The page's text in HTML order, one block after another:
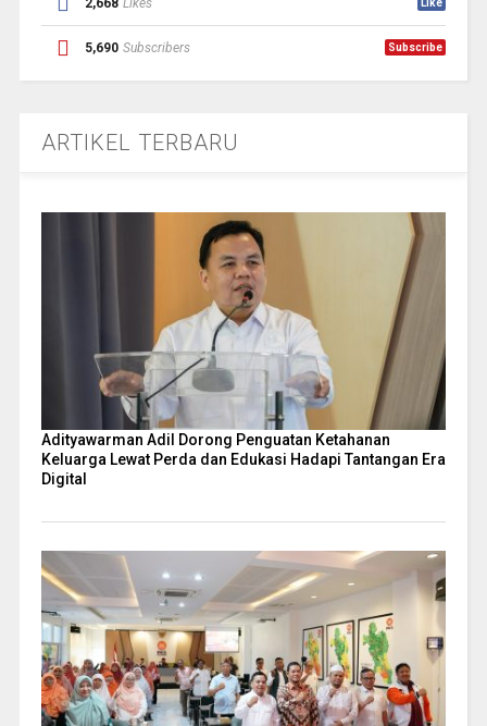
5,690 Subscribers Subscribe
ARTIKEL TERBARU
Adityawarman Adil Dorong Penguatan Ketahanan
Keluarga Lewat Perda dan Edukasi Hadapi Tantangan Era
Digital